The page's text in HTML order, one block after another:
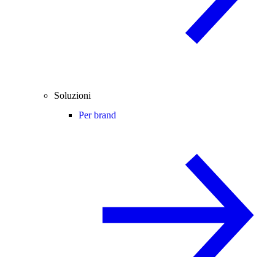
Soluzioni
Per brand